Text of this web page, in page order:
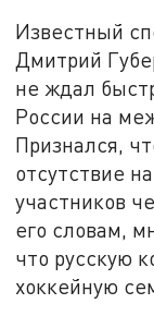
Известный
Дмитрий
не ждал
России на
Признался,
отсутствие
участников
его словам,
что русскую
хоккейную